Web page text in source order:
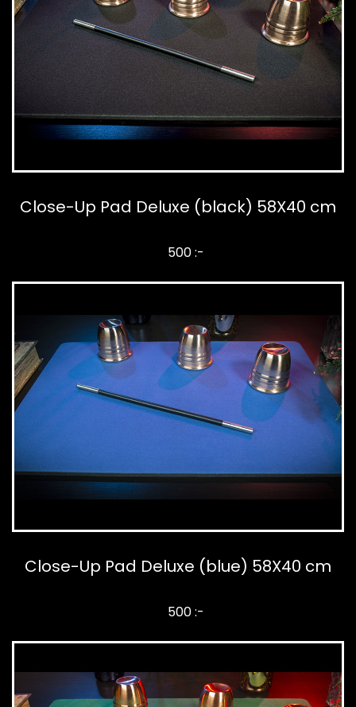
Close-Up Pad Deluxe (black) 58X40 cm
500 :-
Close-Up Pad Deluxe (blue) 58X40 cm
500 :-